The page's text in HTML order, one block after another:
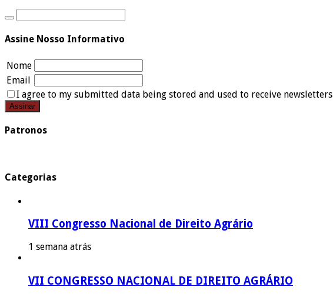
Assine Nosso Informativo
Nome
Email
I agree to my submitted data being stored and used to receive newsletters
Patronos
Categorias
VIII Congresso Nacional de Direito Agrário
1 semana atrás
VII CONGRESSO NACIONAL DE DIREITO AGRÁRIO